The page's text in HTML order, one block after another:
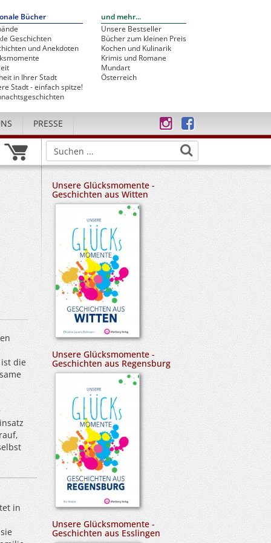
Bücher
Geschichten
und Anekdoten
in Ihrer Stadt
Stadt - einfach spitze!
und mehr...
Unsere Bestseller
Bücher zum kleinen Preis
Kochen und Kulinarik
Krimis und Romane
Mundart
Österreich
PRESSE
die
in
Unsere Glücksmomente -
Geschichten aus Witten
Unsere Glücksmomente -
Geschichten aus Regensburg
Unsere Glücksmomente -
Geschichten aus Esslingen